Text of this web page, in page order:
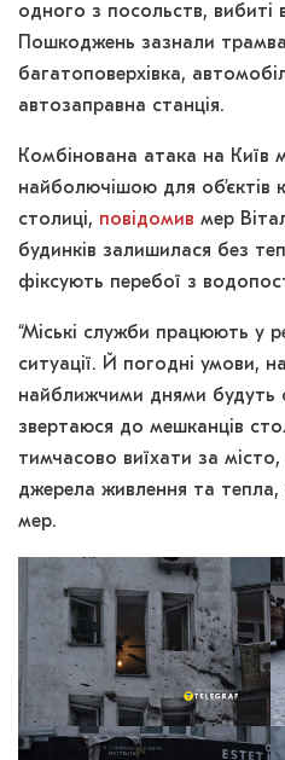
одного з посольств, вибиті
Пошкоджень зазнали
багатоповерхівка,
автозаправна станція.
Комбінована атака на Київ
найболючішою для обʼєктів
столиці, повідомив мер
будинків залишилася без
фіксують перебої з
“Міські служби працюють у
ситуації. Й погодні умови,
найближчими днями будуть
звертаюся до мешканців
тимчасово виїхати за
джерела живлення та тепла,
мер.